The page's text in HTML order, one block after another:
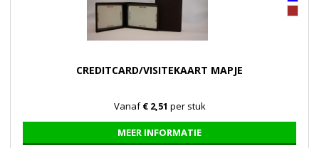
CREDITCARD/VISITEKAART MAPJE
Vanaf€ 2,51 per stuk
MEER INFORMATIE